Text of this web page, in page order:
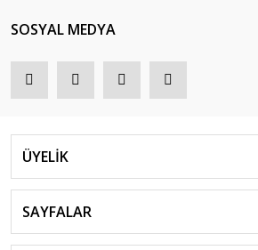
SOSYAL MEDYA
ÜYELİK
SAYFALAR